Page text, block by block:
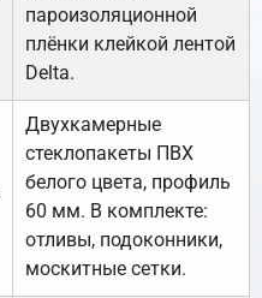
пароизоляционной
плёнки клейкой лентой
Delta.
Двухкамерные
стеклопакеты ПВХ
белого цвета, профиль
60 мм. В комплекте:
отливы, подоконники,
москитные сетки.